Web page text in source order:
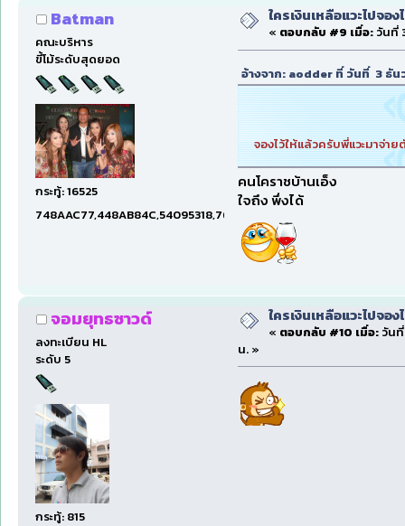
Batman
คณะบริหาร
ขี้โม้ระดับสุดยอด
กระทู้: 16525
748AAC77,448AB84C,54095318,7660DAE5,97606B15,47C5E
ใครเงินเหลือแวะไปจอ
« ตอบกลับ #9 เมื่อ:วันที่
อ้างจาก: aodder ที่ วันที่ 3 ธัน
จองไว้ให้แล้วครับพี่แวะมาจ่
คนโคราชบ้านเอ็ง
ใจถึง พึ่งได้
จอมยุทธซาวด์
ลงทะเบียน HL
ระดับ 5
กระทู้: 815
ใครเงินเหลือแวะไปจอ
« ตอบกลับ #10 เมื่อ:วันที่
น. »